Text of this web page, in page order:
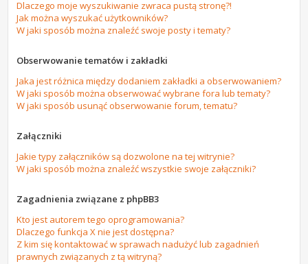
Dlaczego moje wyszukiwanie zwraca pustą stronę?!
Jak można wyszukać użytkowników?
W jaki sposób można znaleźć swoje posty i tematy?
Obserwowanie tematów i zakładki
Jaka jest różnica między dodaniem zakładki a obserwowaniem?
W jaki sposób można obserwować wybrane fora lub tematy?
W jaki sposób usunąć obserwowanie forum, tematu?
Załączniki
Jakie typy załączników są dozwolone na tej witrynie?
W jaki sposób można znaleźć wszystkie swoje załączniki?
Zagadnienia związane z phpBB3
Kto jest autorem tego oprogramowania?
Dlaczego funkcja X nie jest dostępna?
Z kim się kontaktować w sprawach nadużyć lub zagadnień
prawnych związanych z tą witryną?